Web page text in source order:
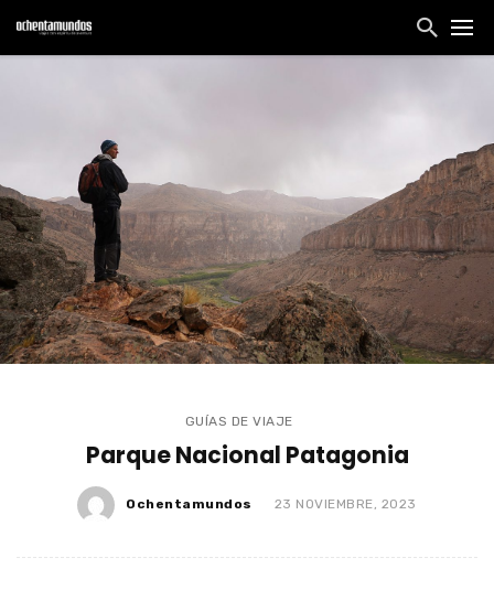
GUÍAS DE VIAJE
Parque Nacional Patagonia
Ochentamundos 23 NOVIEMBRE, 2023